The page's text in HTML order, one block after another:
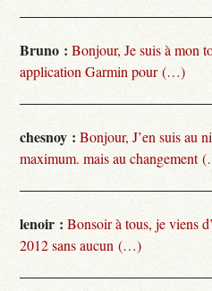
Bruno : Bonjour, Je suis à mon
application Garmin pour (…)
chesnoy : Bonjour, J’en suis au
maximum. mais au changement
lenoir : Bonsoir à tous, je viens
2012 sans aucun (…)